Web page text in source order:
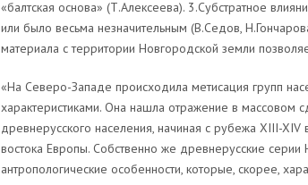
«балтская основа» (Т.Алексеева). 3.Субстратное
или было весьма незначительным (В.Седов,
материала с территории Новгородской земли
«На Северо-Западе происходила метисация групп
характеристиками. Она нашла отражение в массовом
древнерусского населения, начиная с рубежа XIII-XIV
востока Европы. Собственно же древнерусские
антропологические особенности, которые, скорее,